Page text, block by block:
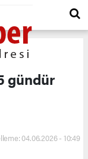
gündür
04.06.2026 - 10:49